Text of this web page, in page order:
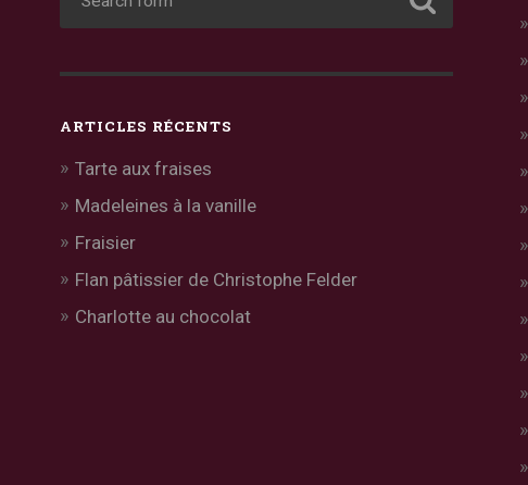
ARTICLES RÉCENTS
Tarte aux fraises
Madeleines à la vanille
Fraisier
Flan pâtissier de Christophe Felder
Charlotte au chocolat